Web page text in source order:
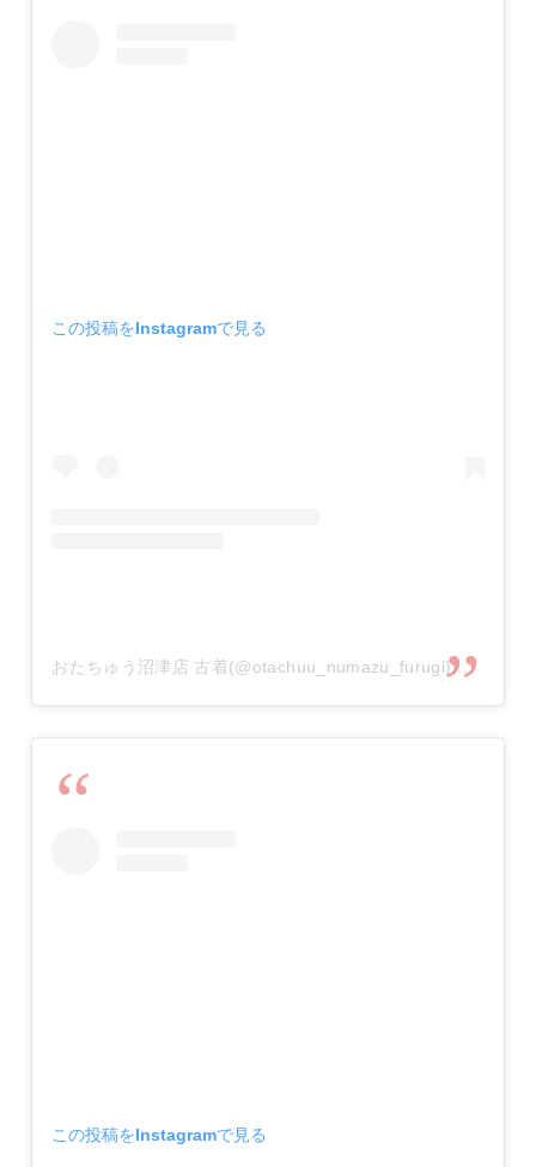
この投稿をInstagramで見る
おたちゅう沼津店 古着(@otachuu_numazu_furugi)がシェアした投稿
この投稿をInstagramで見る